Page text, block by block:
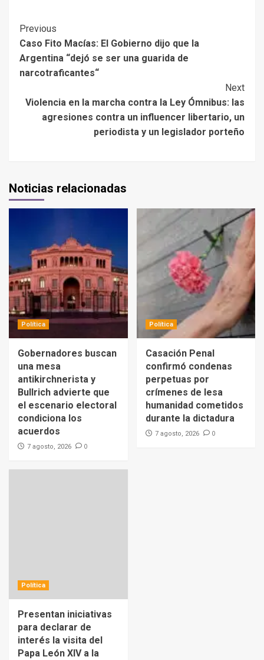
Previous
Caso Fito Macías: El Gobierno dijo que la
Argentina “dejó se ser una guarida de
narcotraficantes“
Next
Violencia en la marcha contra la Ley Ómnibus: las
agresiones contra un influencer libertario, un
periodista y un legislador porteño
Noticias relacionadas
Política
Gobernadores buscan
una mesa
antikirchnerista y
Bullrich advierte que
el escenario electoral
condiciona los
acuerdos
7 agosto, 2026 0
Política
Casación Penal
confirmó condenas
perpetuas por
crímenes de lesa
humanidad cometidos
durante la dictadura
7 agosto, 2026 0
Política
Presentan iniciativas
para declarar de
interés la visita del
Papa León XIV a la